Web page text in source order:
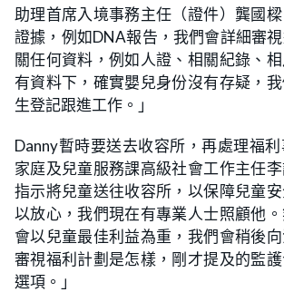
助理首席入境事務主任（證件）龔國
證據，例如DNA報告，我們會詳細審
關任何資料，例如人證、相關紀錄、
有資料下，確實嬰兒身份沒有存疑，
生登記跟進工作。」
Danny暫時要送去收容所，再處理福
家庭及兒童服務課高級社會工作主任
指示將兒童送往收容所，以保障兒童
以放心，我們現在有專業人士照顧他
會以兒童最佳利益為重，我們會稍後向
審視福利計劃是怎樣，剛才提及的監
選項。」